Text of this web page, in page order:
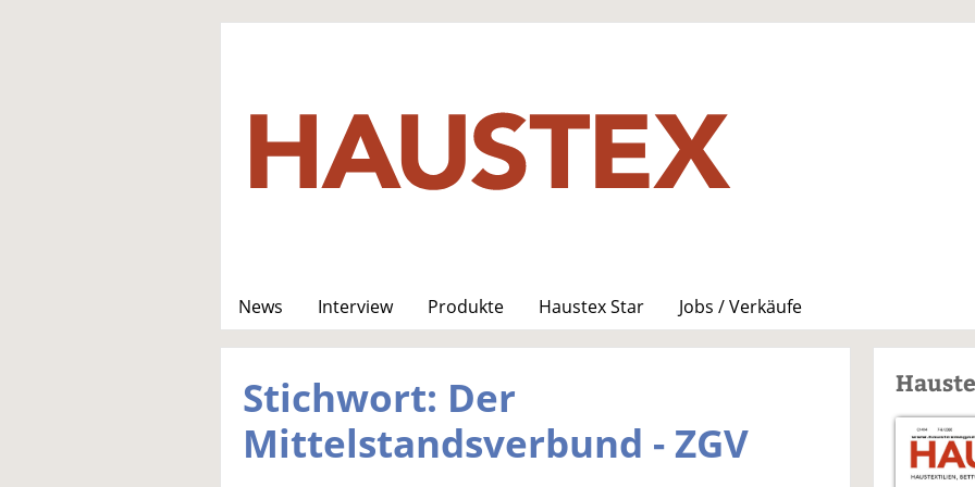
News Interview Produkte Haustex Star
Jobs / Verkäufe
Stichwort: Der
Mittelstandsverbund - ZGV